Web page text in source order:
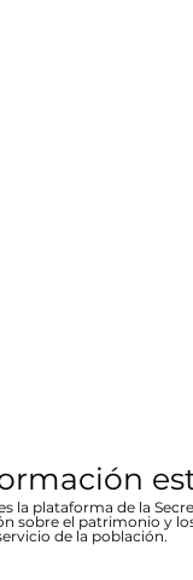
la plataforma de la
sobre el patrimonio y
de la población.